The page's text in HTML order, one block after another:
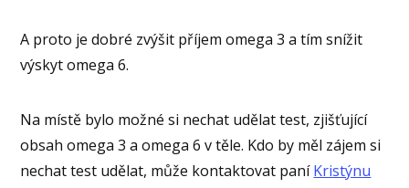
A proto je dobré zvýšit příjem omega 3 a tím snížit
výskyt omega 6.
Na místě bylo možné si nechat udělat test, zjišťující
obsah omega 3 a omega 6 v těle. Kdo by měl zájem si
nechat test udělat, může kontaktovat paníKristýnu